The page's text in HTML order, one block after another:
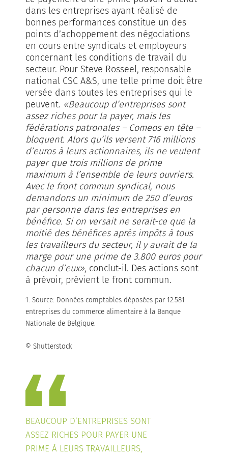
dans les entreprises ayant réalisé de
bonnes performances constitue un des
points d’achoppement des négociations
en cours entre syndicats et employeurs
concernant les conditions de travail du
secteur. Pour Steve Rosseel, responsable
national CSC A&S, une telle prime doit être
versée dans toutes les entreprises qui le
peuvent. «Beaucoup d’entreprises sont
assez riches pour la payer, mais les
fédérations patronales – Comeos en tête –
bloquent. Alors qu’ils versent 716 millions
d’euros à leurs actionnaires, ils ne veulent
payer que trois millions de prime
maximum à l’ensemble de leurs ouvriers.
Avec le front commun syndical, nous
demandons un minimum de 250 d’euros
par personne dans les entreprises en
bénéfice. Si on versait ne serait-ce que la
moitié des bénéfices après impôts à tous
les travailleurs du secteur, il y aurait de la
marge pour une prime de 3.800 euros pour
chacun d’eux», conclut-il. Des actions sont
à prévoir, prévient le front commun.
1. Source: Données comptables déposées par 12.581
entreprises du commerce alimentaire à la Banque
Nationale de Belgique.
© Shutterstock
BEAUCOUP D’ENTREPRISES SONT
ASSEZ RICHES POUR PAYER UNE
PRIME À LEURS TRAVAILLEURS,